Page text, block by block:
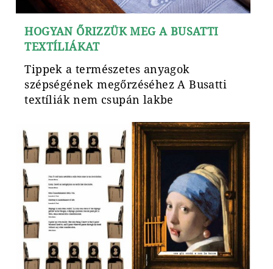
HOGYAN ŐRIZZÜK MEG A BUSATTI
TEXTÍLIÁKAT
Tippek a természetes anyagok
szépségének megőrzéséhez A Busatti
textíliák nem csupán lakbe